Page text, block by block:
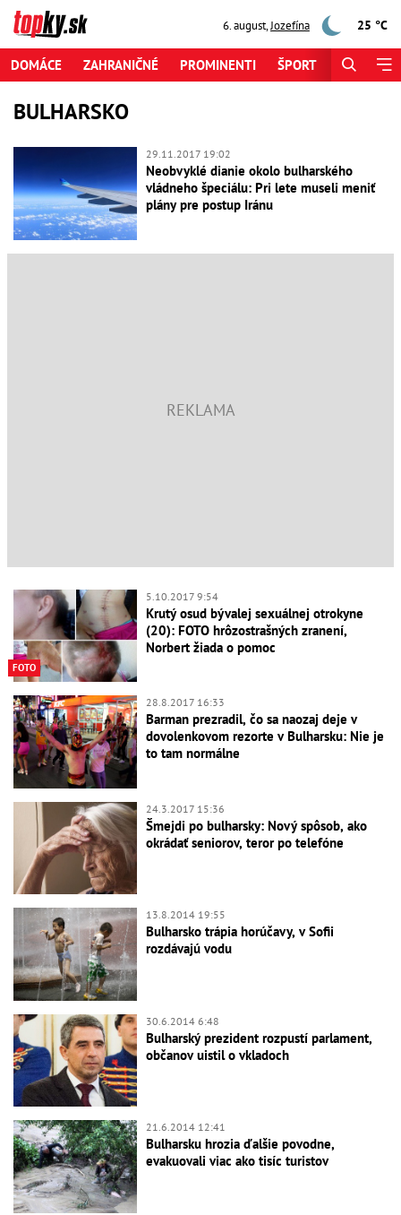
6. august,Jozefína 25 °C
DOMÁCE ZAHRANIČNÉ PROMINENTI ŠPORT
BULHARSKO
29.11.2017 19:02
Neobvyklé dianie okolo bulharského
vládneho špeciálu: Pri lete museli meniť
plány pre postup Iránu
FOTO
5.10.2017 9:54
Krutý osud bývalej sexuálnej otrokyne
(20): FOTO hrôzostrašných zranení,
Norbert žiada o pomoc
28.8.2017 16:33
Barman prezradil, čo sa naozaj deje v
dovolenkovom rezorte v Bulharsku: Nie je
to tam normálne
24.3.2017 15:36
Šmejdi po bulharsky: Nový spôsob, ako
okrádať seniorov, teror po telefóne
13.8.2014 19:55
Bulharsko trápia horúčavy, v Sofii
rozdávajú vodu
30.6.2014 6:48
Bulharský prezident rozpustí parlament,
občanov uistil o vkladoch
21.6.2014 12:41
Bulharsku hrozia ďalšie povodne,
evakuovali viac ako tisíc turistov